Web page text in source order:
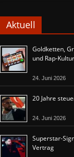
Aktuell
Goldketten,
und Rap-Kultur
24. Juni 2026
20 Jahre
24. Juni 2026
Superstar-
Vertrag